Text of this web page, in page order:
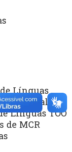
Línguas
Especial
Línguas TOO
de MCR